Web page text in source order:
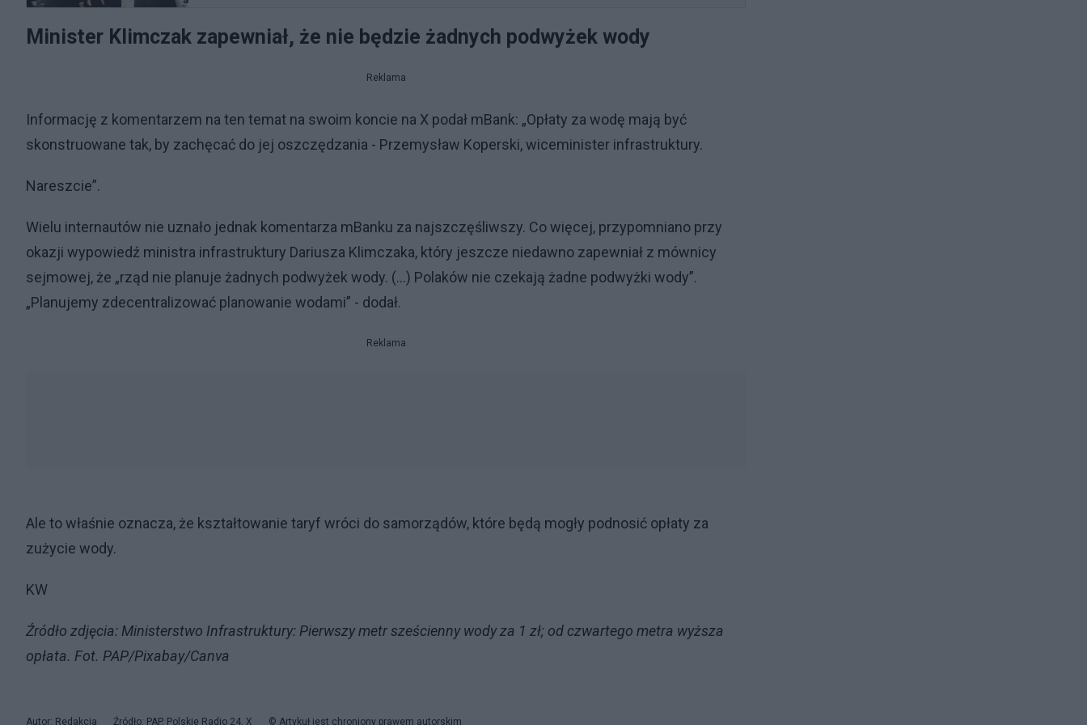
Minister Klimczak zapewniał, że nie będzie żadnych podwyżek wody
Reklama
Informację z komentarzem na ten temat na swoim koncie na X podał mBank: „Opłaty za wodę mają być
skonstruowane tak, by zachęcać do jej oszczędzania - Przemysław Koperski, wiceminister infrastruktury.
Nareszcie”.
Wielu internautów nie uznało jednak komentarza mBanku za najszczęśliwszy. Co więcej, przypomniano przy
okazji wypowiedź ministra infrastruktury Dariusza Klimczaka, który jeszcze niedawno zapewniał z mównicy
sejmowej, że „rząd nie planuje żadnych podwyżek wody. (...) Polaków nie czekają żadne podwyżki wody”.
„Planujemy zdecentralizować planowanie wodami” - dodał.
Reklama
Ale to właśnie oznacza, że kształtowanie taryf wróci do samorządów, które będą mogły podnosić opłaty za
zużycie wody.
KW
Źródło zdjęcia: Ministerstwo Infrastruktury: Pierwszy metr sześcienny wody za 1 zł; od czwartego metra wyższa
opłata. Fot. PAP/Pixabay/Canva
Autor: Redakcja Źródło: PAP, Polskie Radio 24, X © Artykuł jest chroniony prawem autorskim